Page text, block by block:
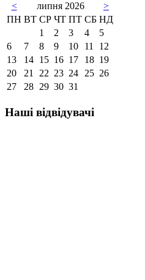
< липня 2026
>
ПН ВТ СР ЧТ ПТ СБ НД
1
2 3 4
5
6
7 8 9 10 11
12
13
14 15 16 17 18 19
20
21 22 23 24 25 26
27
28 29 30 31
Наші відвідувачі